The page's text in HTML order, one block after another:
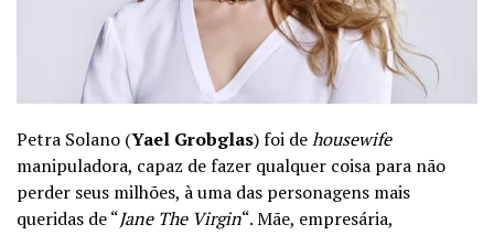
Petra Solano (Yael Grobglas) foi dehousewife
manipuladora, capaz de fazer qualquer coisa para não
perder seus milhões, à uma das personagens mais
queridas de “Jane The Virgin“. Mãe, empresária,